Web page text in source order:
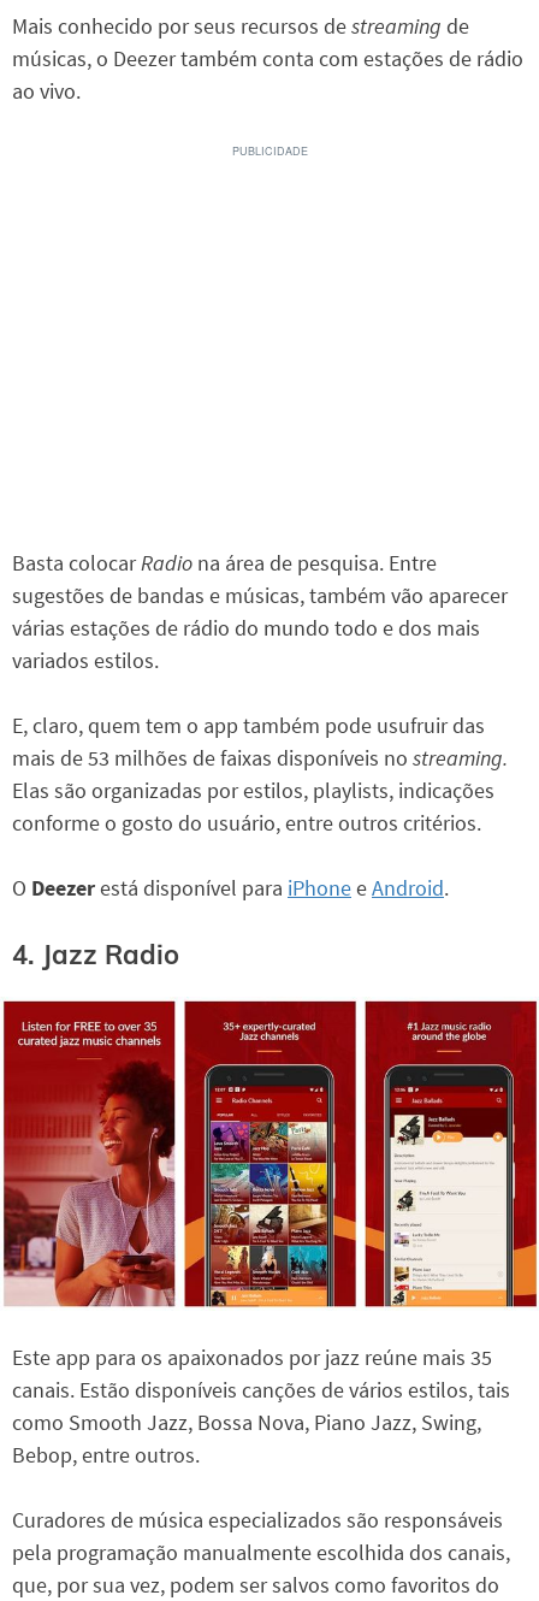
Mais conhecido por seus recursos destreaming de
músicas, o Deezer também conta com estações de rádio
ao vivo.
Basta colocarRadio na área de pesquisa. Entre
sugestões de bandas e músicas, também vão aparecer
várias estações de rádio do mundo todo e dos mais
variados estilos.
E, claro, quem tem o app também pode usufruir das
mais de 53 milhões de faixas disponíveis no streaming.
Elas são organizadas por estilos, playlists, indicações
conforme o gosto do usuário, entre outros critérios.
O Deezerestá disponível para iPhoneeAndroid.
4. Jazz Radio
Este app para os apaixonados por jazz reúne mais 35
canais. Estão disponíveis canções de vários estilos, tais
como Smooth Jazz, Bossa Nova, Piano Jazz, Swing,
Bebop, entre outros.
Curadores de música especializados são responsáveis
pela programação manualmente escolhida dos canais,
que, por sua vez, podem ser salvos como favoritos do